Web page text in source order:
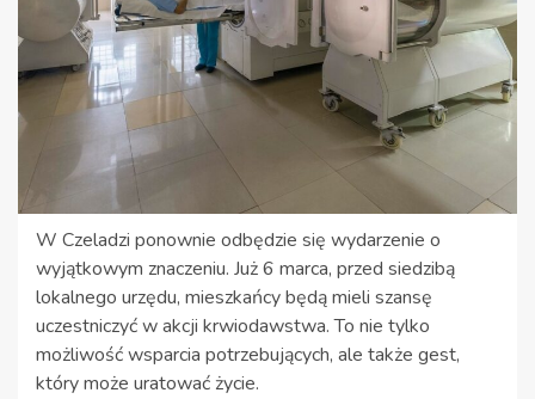
W Czeladzi ponownie odbędzie się wydarzenie o
wyjątkowym znaczeniu. Już 6 marca, przed siedzibą
lokalnego urzędu, mieszkańcy będą mieli szansę
uczestniczyć w akcji krwiodawstwa. To nie tylko
możliwość wsparcia potrzebujących, ale także gest,
który może uratować życie.